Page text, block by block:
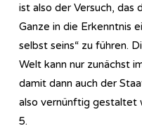
ist also der Versuch, das
Ganze in die Erkenntnis
selbst seins“ zu führen.
Welt kann nur zunächst
damit dann auch der
also vernünftig gestaltet
5.